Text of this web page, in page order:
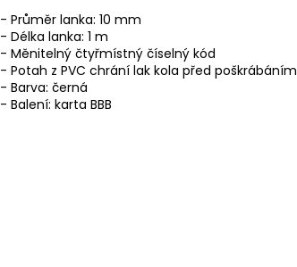
- Průměr lanka: 10 mm
- Délka lanka: 1 m
- Měnitelný čtyřmístný číselný kód
- Potah z PVC chrání lak kola před poškrábáním
- Barva: černá
- Balení: karta BBB